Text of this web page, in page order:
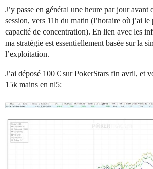
J’y passe en général une heure par jour avant
session, vers 11h du matin (l’horaire où j’ai le
capacité de concentration). En lien avec les
ma stratégie est essentiellement basée sur la
l’exploitation.
J’ai déposé 100 € sur PokerStars fin avril, et
15k mains en nl5: